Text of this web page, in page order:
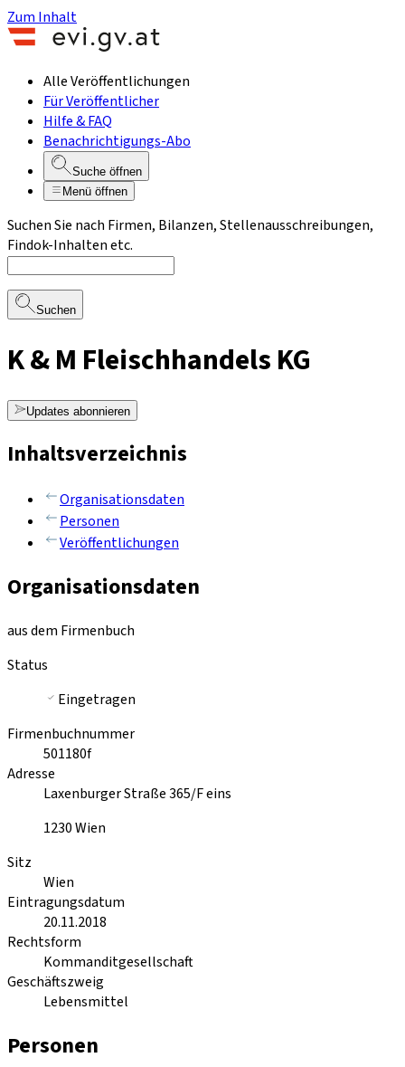
Zum Inhalt
Alle Veröffentlichungen
Für Veröffentlicher
Hilfe & FAQ
Benachrichtigungs-Abo
Suche öffnen
Menü öffnen
Suchen Sie nach Firmen, Bilanzen, Stellenausschreibungen,
Findok-Inhalten etc.
Suchen
K & M Fleischhandels KG
Updates abonnieren
Inhaltsverzeichnis
Organisationsdaten
Personen
Veröffentlichungen
Organisationsdaten
aus dem Firmenbuch
Status
Eingetragen
Firmenbuchnummer
501180f
Adresse
Laxenburger Straße 365/F eins
1230Wien
Sitz
Wien
Eintragungsdatum
20.11.2018
Rechtsform
Kommanditgesellschaft
Geschäftszweig
Lebensmittel
Personen